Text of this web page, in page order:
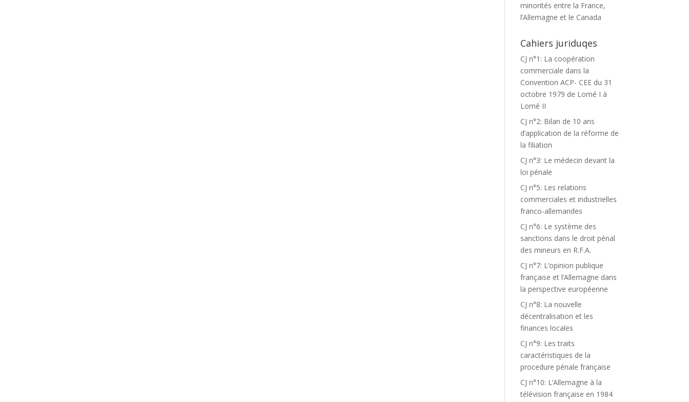
minorités entre la France,
l’Allemagne et le Canada
Cahiers juriduqes
CJ n°1: La coopération
commerciale dans la
Convention ACP- CEE du 31
octobre 1979 de Lomé I à
Lomé II
CJ n°2: Bilan de 10 ans
d’application de la réforme de
la filiation
CJ n°3: Le médecin devant la
loi pénale
CJ n°5: Les relations
commerciales et industrielles
franco-allemandes
CJ n°6: Le système des
sanctions dans le droit pénal
des mineurs en R.F.A.
CJ n°7: L’opinion publique
française et l’Allemagne dans
la perspective européenne
CJ n°8: La nouvelle
décentralisation et les
finances locales
CJ n°9: Les traits
caractéristiques de la
procedure pénale française
CJ n°10: L’Allemagne à la
télévision française en 1984